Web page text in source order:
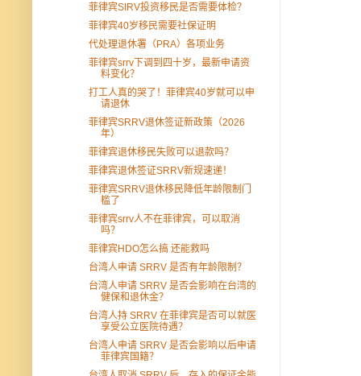
菲律宾SIRV投资移民是否需要体检？
菲律宾40岁移民需要社保证明
代处理退休署（PRA）各项业务
菲律宾srrv下调到四十岁，最新申请资
料变化？
打工人真的哭了！菲律宾40岁就可以申
请退休
菲律宾SRRV退休签证新政策（2026
年）
菲律宾退休移民失败可以退款吗？
菲律宾退休签证SRRV新规速递！
菲律宾SRRV退休移民降低年龄限制门
槛了
菲律宾srrv人不在菲律宾，可以取消
吗？
菲律宾HDO怎么搞 还能救吗
台湾人申请 SRRV 是否有年龄限制？
台湾人申请 SRRV 是否会影响在台湾的
健保和退休金？
台湾人持 SRRV 在菲律宾是否可以就医
享受公立医院待遇？
台湾人申请 SRRV 是否会影响以后申请
菲律宾国籍？